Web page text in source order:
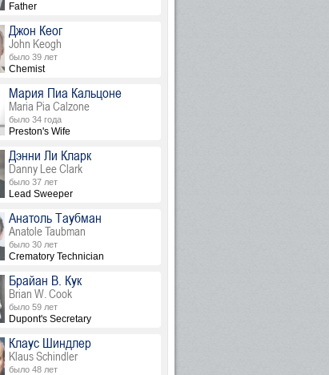
Father
Джон Кеог
John Keogh
было 39 лет
Chemist
Мария Пиа Кальцоне
Maria Pia Calzone
было 34 года
Preston's Wife
Дэнни Ли Кларк
Danny Lee Clark
было 37 лет
Lead Sweeper
Анатоль Таубман
Anatole Taubman
было 30 лет
Crematory Technician
Брайан В. Кук
Brian W. Cook
было 59 лет
Dupont's Secretary
Клаус Шиндлер
Klaus Schindler
было 48 лет